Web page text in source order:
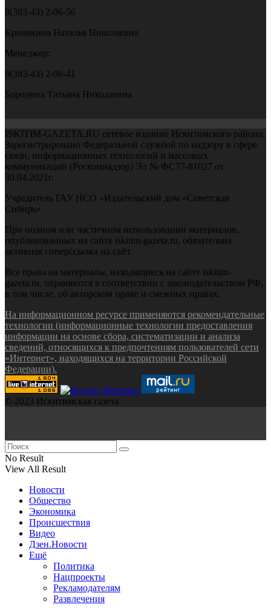
8(383-43) 2-06-56
Кривякина Наталья Николаевна
Менеджер:
8(383-43) 2-06-41
Бородина Татьяна Николаевна
ISKITIM-GAZETA.RU сетевое издание Искитимского района.
Зарегистрировано Федеральной службой по надзору в сфере
связи, информационных технологий и массовых
коммуникаций (Роскомнадзор) Эл № ФС77-81027 от
30.04.2021г.
Учредитель ГАУ НСО «Издательский дом «Советская
Сибирь»
При полном или частичном использовании материалов,
опубликованных на сайте iskitim-gazeta.ru, обязательна
активная гиперссылка на сайт
Все права на материалы, находящиеся на сайте iskitim-
gazeta.ru, охраняются в соответствии с законодательством РФ,
в том числе, об авторском праве и смежных правах.
На информационном ресурсе применяются рекомендательные
технологии (информационные технологии предоставления
информации на основе сбора, систематизации и анализа
сведений, относящихся к предпочтениям пользователей сети
«Интернет», находящихся на территории Российской
Федерации).
© 2023 Искитимская газета
No Result
View All Result
Новости
Общество
Экономика
Происшествия
Видео
Дзен.Новости
Ещё
Политика
Нацпроекты
Рекламодателям
Развлечения